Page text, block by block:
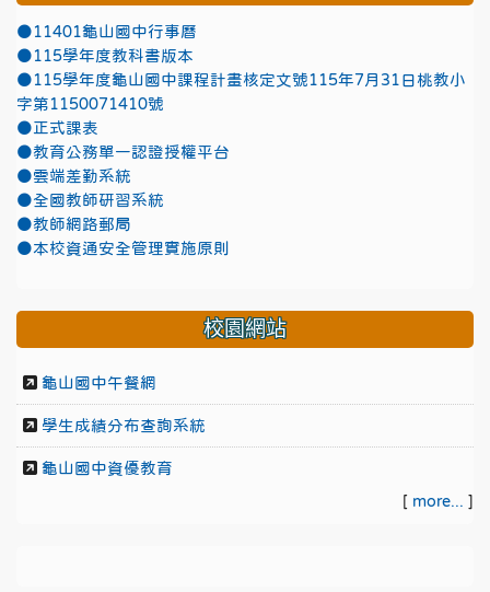
●11401龜山國中行事曆
●115學年度教科書版本
●115學年度龜山國中課程計畫核定文號115年7月31日桃教小
字第1150071410號
●正式課表
●教育公務單一認證授權平台
●雲端差勤系統
●全國教師研習系統
●教師網路郵局
●本校資通安全管理實施原則
校園網站
龜山國中午餐網
學生成績分布查詢系統
龜山國中資優教育
[ more... ]